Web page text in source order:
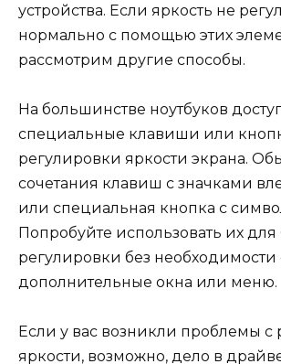
устройства. Если яркость не
нормально с помощью этих
рассмотрим другие способы.
На большинстве ноутбуков
специальные клавиши или
регулировки яркости экрана.
сочетания клавиш с значками
или специальная кнопка с
Попробуйте использовать их для
регулировки без необходимости
дополнительные окна или меню.
Если у вас возникли проблемы с
яркости, возможно, дело в